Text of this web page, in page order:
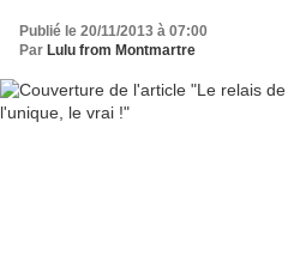
Publié le 20/11/2013 à 07:00
Par Lulu from Montmartre